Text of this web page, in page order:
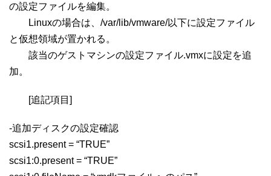
の設定ファイルを編集。
Linuxの場合は、/var/lib/vmware/以下に設定ファイル
と仮想領域が置かれる。
該当のゲストマシンの設定ファイル.vmxに設定を追
加。
[追記項目]
-追加ディスクの設定確認
scsi1.present = “TRUE”
scsi1:0.present = “TRUE”